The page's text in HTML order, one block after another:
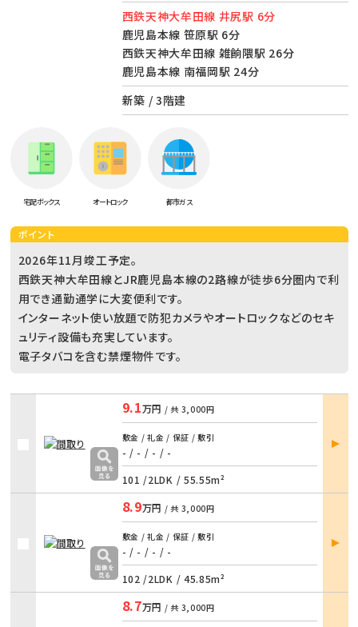
西鉄天神大牟田線 井尻駅 6分
鹿児島本線 笹原駅 6分
西鉄天神大牟田線 雑餉隈駅 26分
鹿児島本線 南福岡駅 24分
新築 / 3階建
宅配ボックス オートロック 都市ガス
ポイント
2026年11月竣工予定。
西鉄天神大牟田線とJR鹿児島本線の2路線が徒歩6分圏内で利
用でき通勤通学に大変便利です。
インターネット使い放題で防犯カメラやオートロックなどのセキ
ュリティ設備も充実しています。
電子タバコを含む禁煙物件です。
9.1万円 / 共 3,000円
敷金 / 礼金 / 保証 / 敷引
- / - / - / -
101 /2LDK / 55.55m²
部屋
詳細
8.9万円 / 共 3,000円
敷金 / 礼金 / 保証 / 敷引
- / - / - / -
102 /2LDK / 45.85m²
部屋
詳細
8.7万円 / 共 3,000円